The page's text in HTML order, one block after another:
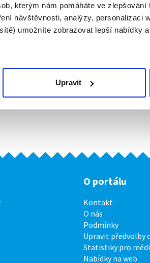
kterým nám pomáháte ve
návštěvnosti, analýzy, personalizaci
umožníte zobrazovat lepší nabídky
Upravit
O portálu
Kontakt
O nás
Podmínky
Upravit předvolby
Statistiky pro
Nabídky na web